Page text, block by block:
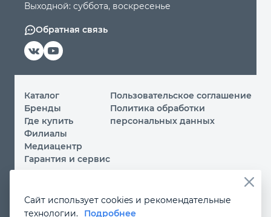
Крепежный инструмент
Режущий инструмент
Прочий инструмент
Выходной: суббота, воскресенье
Обратная связь
Каталог
Бренды
Где купить
Филиалы
Медиацентр
Гарантия и сервис
Пользовательское соглашение
Политика обработки
персональных данных
Вы принимаете условияполитики обработки
Сайт использует cookies и рекомендательные
технологии.
Подробнее